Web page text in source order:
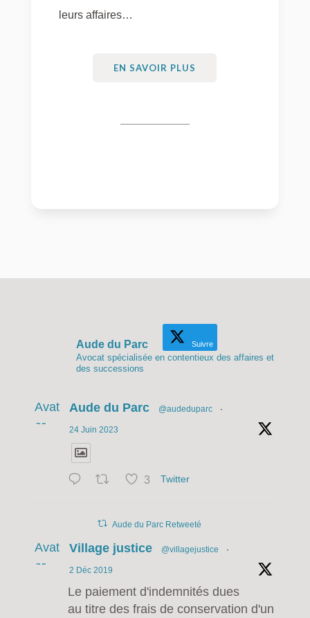
leurs affaires…
EN SAVOIR PLUS
Aude du Parc Suivre
Avocat spécialisée en contentieux des affaires et
des successions
Avat
ar
Aude du Parc @audeduparc ·
24 Juin 2023
3 Twitter
Aude du Parc Retweeté
Avat
ar
Village justice @villagejustice ·
2 Déc 2019
Le paiement d'indemnités dues
au titre des frais de conservation d'un